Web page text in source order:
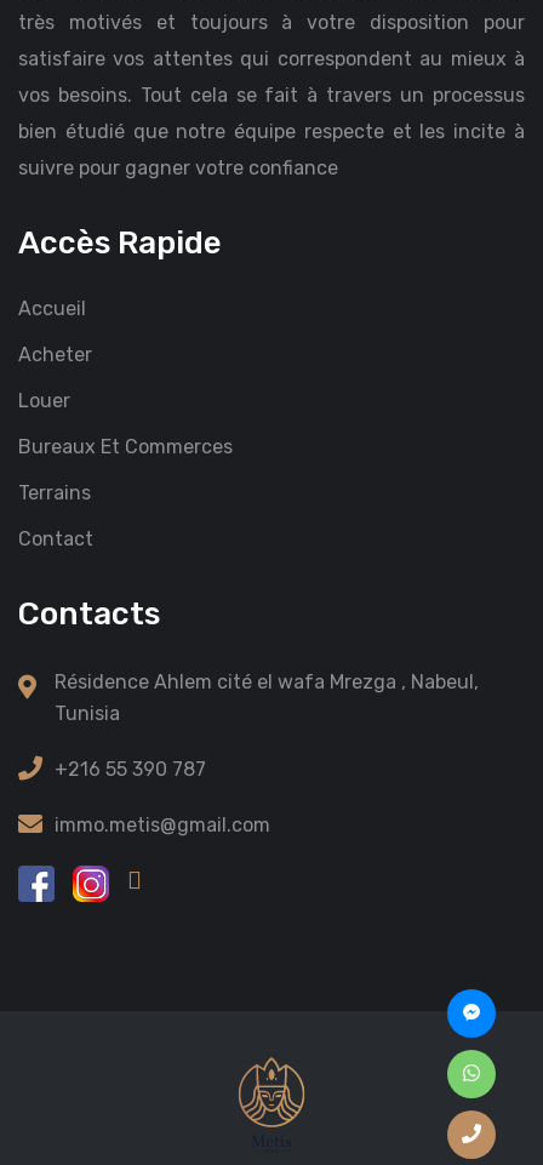
très motivés et toujours à votre disposition pour
satisfaire vos attentes qui correspondent au mieux à
vos besoins. Tout cela se fait à travers un processus
bien étudié que notre équipe respecte et les incite à
suivre pour gagner votre confiance
Accès Rapide
Accueil
Acheter
Louer
Bureaux Et Commerces
Terrains
Contact
Contacts
Résidence Ahlem cité el wafa Mrezga , Nabeul,
Tunisia
+216 55 390 787
immo.metis@gmail.com